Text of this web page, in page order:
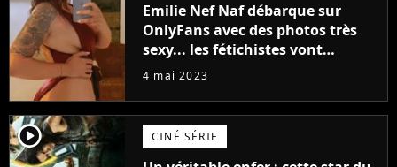
Emilie Nef Naf débarque sur
OnlyFans avec des photos très
sexy... les fétichistes vont
prendre leur pied !
4 mai 2023
player2 CINÉ SÉRIE